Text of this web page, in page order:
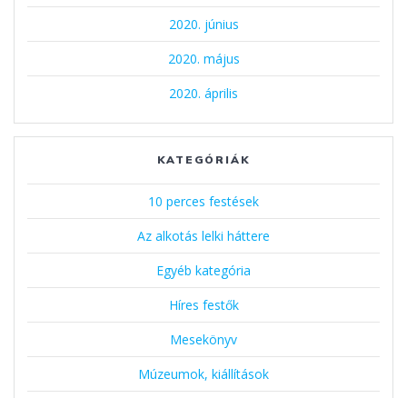
2020. június
2020. május
2020. április
KATEGÓRIÁK
10 perces festések
Az alkotás lelki háttere
Egyéb kategória
Híres festők
Mesekönyv
Múzeumok, kiállítások